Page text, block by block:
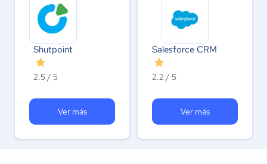
Shutpoint
2.5 / 5
Ver más
Salesforce CRM
2.2 / 5
Ver más